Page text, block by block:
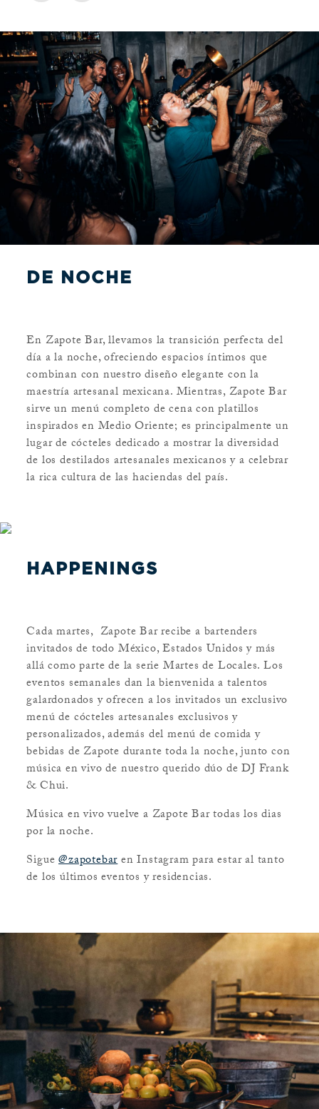
DE NOCHE
En Zapote Bar, llevamos la transición perfecta del
día a la noche, ofreciendo espacios íntimos que
combinan con nuestro diseño elegante con la
maestría artesanal mexicana. Mientras, Zapote Bar
sirve un menú completo de cena con platillos
inspirados en Medio Oriente; es principalmente un
lugar de cócteles dedicado a mostrar la diversidad
de los destilados artesanales mexicanos y a celebrar
la rica cultura de las haciendas del país.
HAPPENINGS
Cada martes, Zapote Bar recibe a bartenders
invitados de todo México, Estados Unidos y más
allá como parte de la serie Martes de Locales. Los
eventos semanales dan la bienvenida a talentos
galardonados y ofrecen a los invitados un exclusivo
menú de cócteles artesanales exclusivos y
personalizados, además del menú de comida y
bebidas de Zapote durante toda la noche, junto con
música en vivo de nuestro querido dúo de DJ Frank
& Chui.
Música en vivo vuelve a Zapote Bar todas los dias
por la noche.
Sigue@zapotebaren Instagram para estar al tanto
de los últimos eventos y residencias.